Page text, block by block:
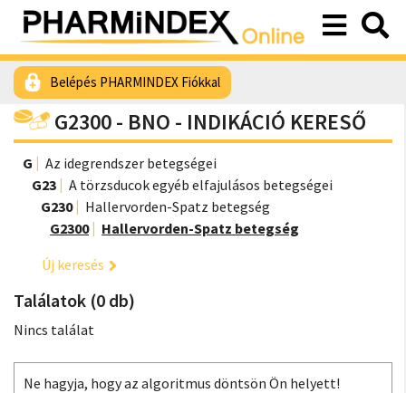
Belépés PHARMINDEX Fiókkal
G2300 - BNO - INDIKÁCIÓ KERESŐ
G
Az idegrendszer betegségei
G23
A törzsducok egyéb elfajulásos betegségei
G230
Hallervorden-Spatz betegség
G2300
Hallervorden-Spatz betegség
Új keresés
Találatok (0 db)
Nincs találat
Ne hagyja, hogy az algoritmus döntsön Ön helyett!